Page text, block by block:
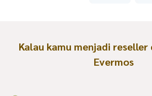
Kalau kamu menjadi reseller
Evermos